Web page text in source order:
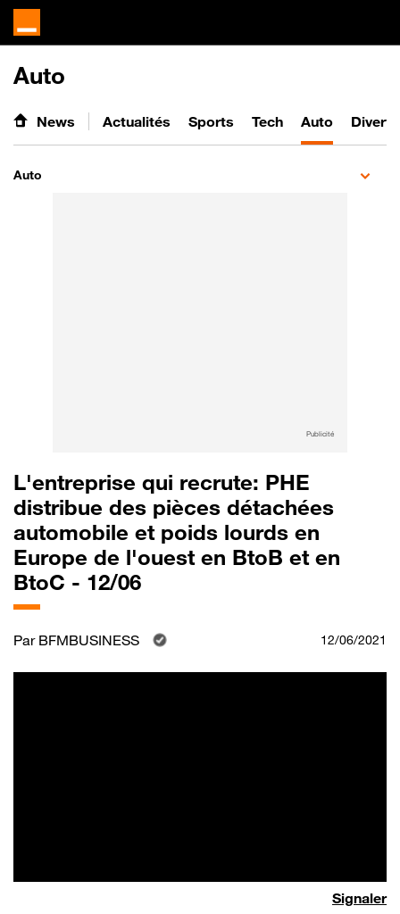
Auto
News Actualités Sports Tech Auto
Auto
Publicité
L'entreprise qui recrute: PHE
distribue des pièces détachées
automobile et poids lourds en
Europe de l'ouest en BtoB et en
BtoC - 12/06
Par BFMBUSINESS 12/06/2021
Signaler